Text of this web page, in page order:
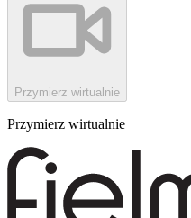
Przymierz wirtualnie
Przymierz wirtualnie